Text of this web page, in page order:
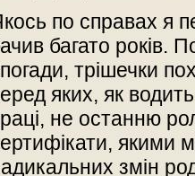
по справах я
багато років.
трішечки
яких, як
не останню
якими
змін